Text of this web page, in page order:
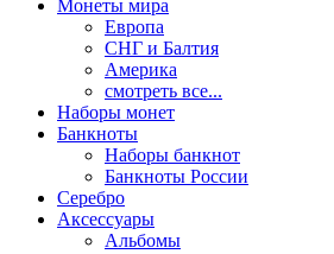
Монеты мира
Европа
СНГ и Балтия
Америка
смотреть все...
Наборы монет
Банкноты
Наборы банкнот
Банкноты России
Серебро
Аксессуары
Альбомы